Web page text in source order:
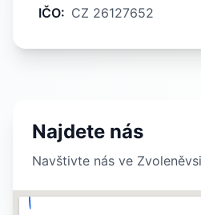
IČO: CZ 26127652
Najdete nás
Navštivte nás ve Zvoleněvsi